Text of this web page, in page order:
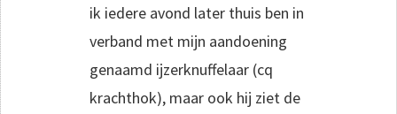
ik iedere avond later thuis ben in
verband met mijn aandoening
genaamd ijzerknuffelaar (cq
krachthok), maar ook hij ziet de